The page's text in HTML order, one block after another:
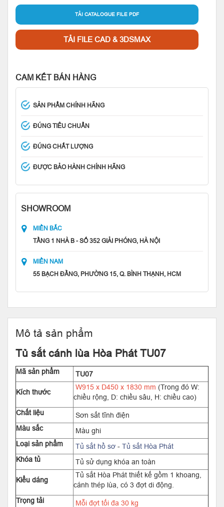
TẢI CATALOGUE FILE PDF
TẢI FILE CAD & 3DSMAX
CAM KẾT BÁN HÀNG
SẢN PHẨM CHÍNH HÃNG
ĐÚNG TIÊU CHUẨN
ĐÚNG CHẤT LƯỢNG
ĐƯỢC BẢO HÀNH CHÍNH HÃNG
SHOWROOM
MIỀN BẮC
TẦNG 1 NHÀ B - SỐ 352 GIẢI PHÓNG, HÀ NỘI
MIỀN NAM
55 BẠCH ĐẰNG, PHƯỜNG 15, Q. BÌNH THẠNH, HCM
Mô tả sản phẩm
Tủ sắt cánh lùa Hòa Phát TU07
Mã sản phẩm TU07
Kích thước
W915 x D450 x 1830 mm (Trong đó W:
chiều rộng, D: chiều sâu, H: chiều cao)
Chất liệu
Sơn sắt tĩnh điện
Màu sắc
Màu ghi
Loại sản phẩm
Tủ sắt hồ sơ - Tủ sắt Hòa Phát
Khóa tủ
Tủ sử dụng khóa an toàn
Kiểu dáng
Tủ sắt Hòa Phát thiết kế gồm 1 khoang,
cánh thép lùa, có 3 đợt di động.
Trọng tải
Mỗi đợt tối đa 30 kg